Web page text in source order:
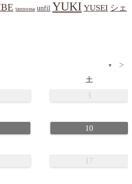
tannossa unfil YUKI YUSEI シェ
▼ >
土
3
10
17